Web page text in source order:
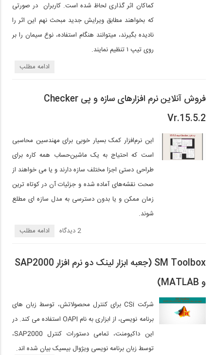
کماکان اثر گذاری لحاظ شده است. کاربران در صورتی
که بخواهند مطابق ویرایش جدید مبحث نهم این اثر را
نادیده بگیرند، میتوانند هنگام استفاده، نوع سیمان را بر
روی تیپ ۱ تنظیم نمایند.
ادامه مطلب
فروش آنلاین نرم افزارهای سازه و پی Checker
Vr.15.5.2
این نرم‌افزار کمک بسیار خوبی برای مهندسین محاسبی
است که احتیاج به یک ماشین‌حساب همه کاره برای
طراحی دستی اجزا مختلف سازه دارند و یا می خواهند از
صحت نقشه‌های آماده شده و جزئیات آن در کوتاه ترین
زمان ممکن و یا بدون دسترسی به مدل سازه ای مطلع
شوند.
ادامه مطلب
2 دیدگاه‌
SM Toolbox (جعبه ابزار لینک دو نرم افزار SAP2000
و MATLAB)
شرکت CSi‌ برای کنترل محصولاتش، توسط زبان های
برنامه نویسی، از ابزاری به نام OAPI استفاده می کند. در
این داکیومنت، تمامی دستورات کنترل SAP2000،
توسط زبان برنامه نویسی ویژوال بیسیک بیان شده اند.